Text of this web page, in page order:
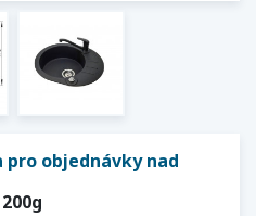
pro objednávky nad